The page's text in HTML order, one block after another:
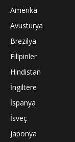
Amerika
Avusturya
Brezilya
Filipinler
Hindistan
İngiltere
İspanya
İsveç
Japonya